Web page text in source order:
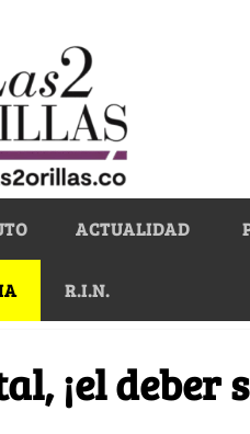
ACTUALIDAD
R.I.N.
¡el deber